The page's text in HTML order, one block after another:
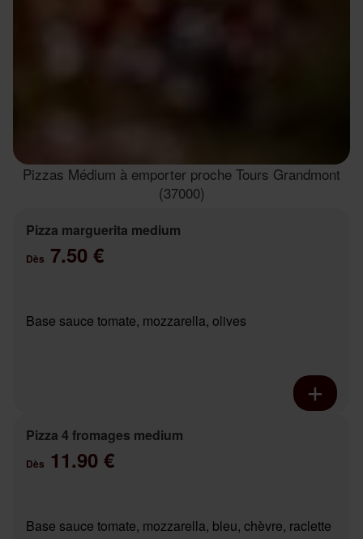
Pizzas Médium à emporter proche Tours Grandmont
(37000)
Pizza marguerita medium
Dès 7.50 €
Base sauce tomate, mozzarella, olives
Pizza 4 fromages medium
Dès 11.90 €
Base sauce tomate, mozzarella, bleu, chèvre, raclette